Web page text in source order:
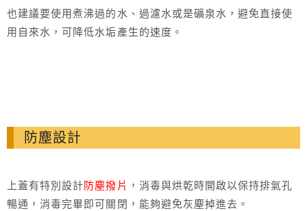
也建議要使用煮沸過的水、過濾水或是礦泉水，避免直接使
用自來水，可降低水垢產生的速度。
防塵設計
上蓋有特別設計防塵撥片 ，消毒與烘乾時開啟以保持排氣孔
暢通，消毒完畢即可關閉，能夠避免灰塵掉進去。